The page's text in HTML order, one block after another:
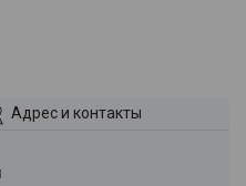
Адрес и контакты